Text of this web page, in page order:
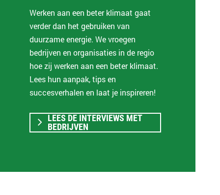
Werken aan een beter klimaat gaat
verder dan het gebruiken van
duurzame energie. We vroegen
bedrijven en organisaties in de regio
hoe zij werken aan een beter klimaat.
Lees hun aanpak, tips en
succesverhalen en laat je inspireren!
LEES DE INTERVIEWS MET
BEDRIJVEN